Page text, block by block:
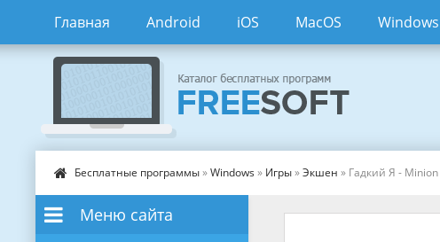
Главная Android iOS MacOS Windows
Бесплатные программы»Windows » Игры»Экшен » Гадкий Я - Minion
Меню сайта